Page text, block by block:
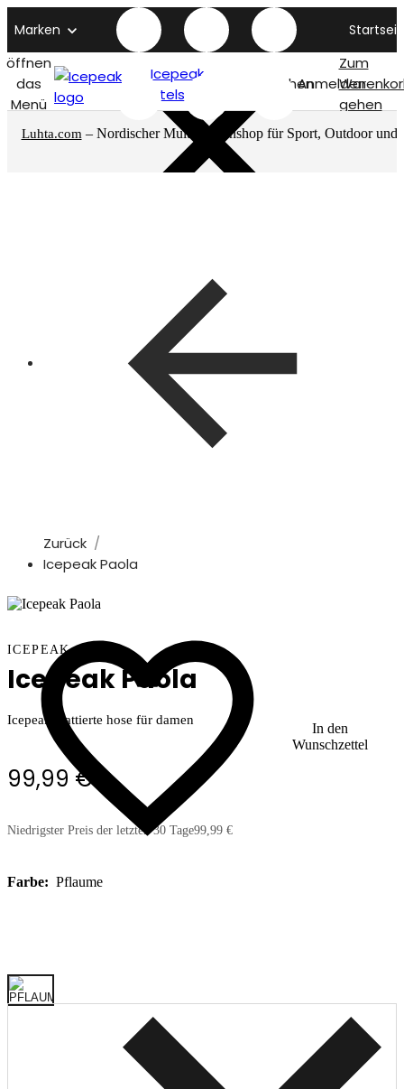
Marken
öffnen
das
Menü
Icepeak
titelseite
SuchenAnmelden
Zum
gehen
Luhta.com – Nordischer Multimarkenshop für Sport, Outdoor und
Zurück
Icepeak Paola
In den
Wunschzettel
ICEPEAK
Icepeak Paola
Icepeak wattierte hose für damen
99,99 €
Niedrigster Preis der letzten 30 Tage99,99 €
Farbe: Pflaume